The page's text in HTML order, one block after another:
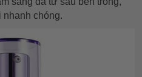
nhanh chóng.